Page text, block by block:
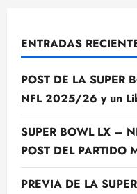
ENTRADAS
POST DE LA SUPER
NFL 2025/26 y un
SUPER BOWL LX –
POST DEL PARTIDO
PREVIA DE LA